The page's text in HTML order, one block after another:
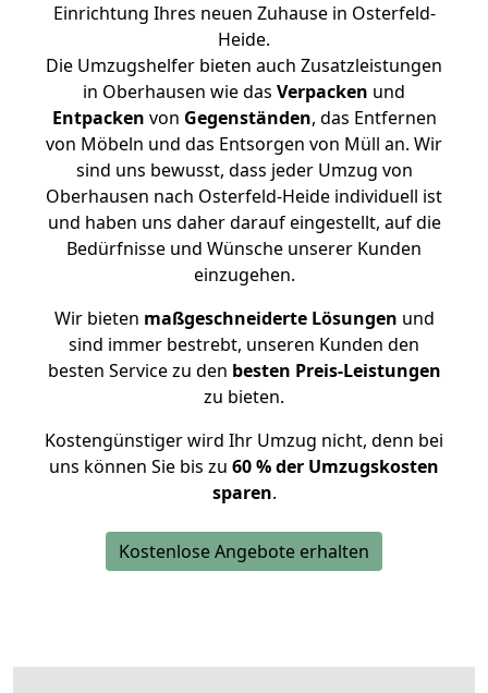
Einrichtung Ihres neuen Zuhause in Osterfeld-
Heide.
Die Umzugshelfer bieten auch Zusatzleistungen
in Oberhausen wie das Verpacken und
Entpacken von Gegenständen, das Entfernen
von Möbeln und das Entsorgen von Müll an. Wir
sind uns bewusst, dass jeder Umzug von
Oberhausen nach Osterfeld-Heide individuell ist
und haben uns daher darauf eingestellt, auf die
Bedürfnisse und Wünsche unserer Kunden
einzugehen.
Wir bieten maßgeschneiderte Lösungen und
sind immer bestrebt, unseren Kunden den
besten Service zu den besten Preis-Leistungen
zu bieten.
Kostengünstiger wird Ihr Umzug nicht, denn bei
uns können Sie bis zu 60 % der Umzugskosten
sparen.
Kostenlose Angebote erhalten